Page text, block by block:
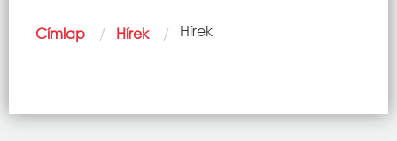
Morzsa
Címlap Hírek Current:
Hírek